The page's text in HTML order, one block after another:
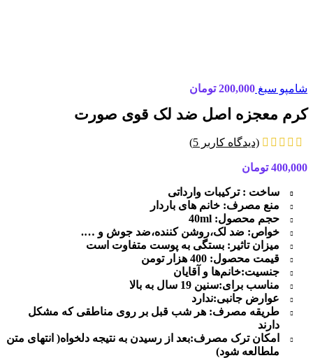
شامپو سبغ 200,000 تومان
کرم معجزه اصل ضد لک قوی صورت
(دیدگاه کاربر 5
)
400,000 تومان
ساخت : ترکیبات وارداتی
منع مصرف: خانم های باردار
حجم محصول: 40 ml
خواص: ضد لک،روشن کننده،ضد جوش و ….
میزان تاثیر: بستگی به پوست متفاوت است
قیمت محصول: 400 هزار تومن
جنسیت:خانم‌ها و آقایان
مناسب برای:سنین 19 سال به بالا
عوارض جانبی:ندارد
طریقه مصرف: هر شب قبل بر روی مناطقی که مشکل
دارند
امکان ترک مصرف:بعد از رسیدن به نتیجه دلخواه( انتهای متن
ملطالعه شود)